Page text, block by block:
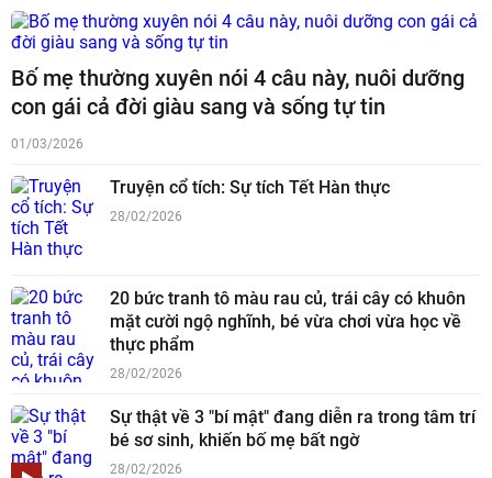
Bố mẹ thường xuyên nói 4 câu này, nuôi dưỡng
con gái cả đời giàu sang và sống tự tin
01/03/2026
Truyện cổ tích: Sự tích Tết Hàn thực
28/02/2026
20 bức tranh tô màu rau củ, trái cây có khuôn
mặt cười ngộ nghĩnh, bé vừa chơi vừa học về
thực phẩm
28/02/2026
Sự thật về 3 "bí mật" đang diễn ra trong tâm trí
bé sơ sinh, khiến bố mẹ bất ngờ
28/02/2026